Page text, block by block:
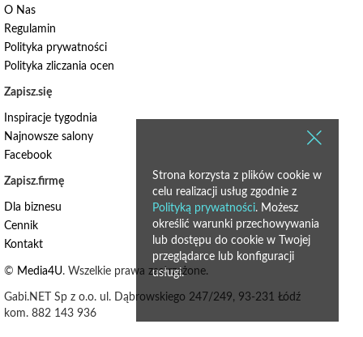
O Nas
Regulamin
Polityka prywatności
Polityka zliczania ocen
Zapisz.się
Inspiracje tygodnia
Najnowsze salony
Facebook
Zapisz.firmę
Dla biznesu
Cennik
Kontakt
© Media4U. Wszelkie prawa zastrzeżone.
Gabi.NET Sp z o.o. ul. Dąbrowskiego 247/249, 93-231 Łódź
kom. 882 143 936
Strona korzysta z plików cookie w
celu realizacji usług zgodnie z
Polityką prywatności. Możesz
określić warunki przechowywania
lub dostępu do cookie w Twojej
przeglądarce lub konfiguracji
usługi.